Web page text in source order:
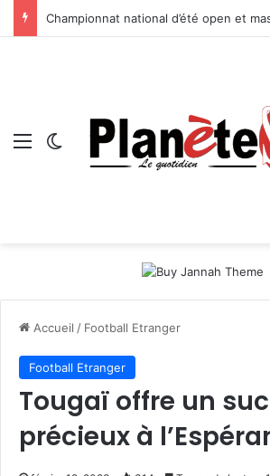
Menu Switch skin
Accueil / Football Etranger
Football Etranger
Tougaï offre un
précieux à